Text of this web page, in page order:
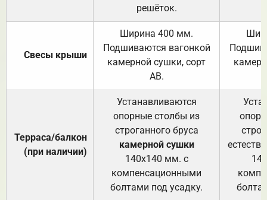
решёток.
Свесы крыши
Ширина 400 мм.
Подшиваются вагонкой
камерной сушки, сорт
АВ.
Терраса/балкон
(при наличии)
Устанавливаются
опорные столбы из
строганного бруса
камерной сушки
140х140 мм. с
компенсационными
болтами под усадку.